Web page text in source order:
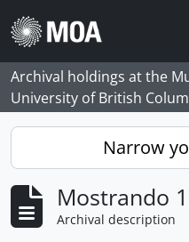
Skip to main content
Archival holdings at the
University of British
Narrow
Mostrando
Archival description